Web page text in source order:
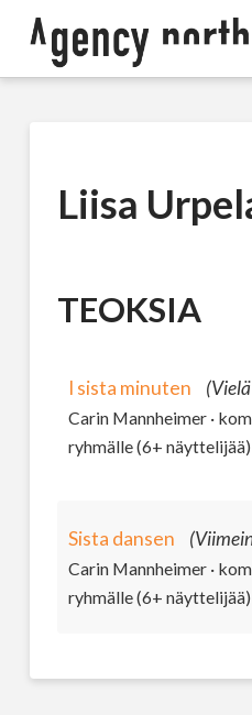
Liisa
TEOKSIA
I sista minuten
Carin Mannheimer ·
ryhmälle (6+ näyttelijää)
Sista dansen
Carin Mannheimer ·
ryhmälle (6+ näyttelijää)